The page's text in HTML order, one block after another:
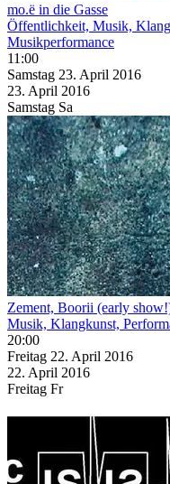
mo.ë in die Gasse
Öffentlichkeit, Musik,
Musikperformance
11:00
Samstag 23. April 2016
23. April 2016
Samstag Sa
Zement, Boorii (early
Musik, Klangkunst,
20:00
Freitag 22. April 2016
22. April 2016
Freitag Fr